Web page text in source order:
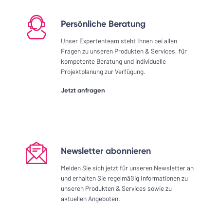
Persönliche Beratung
Unser Expertenteam steht Ihnen bei allen
Fragen zu unseren Produkten & Services, für
kompetente Beratung und individuelle
Projektplanung zur Verfügung.
Jetzt anfragen
Newsletter abonnieren
Melden Sie sich jetzt für unseren Newsletter an
und erhalten Sie regelmäßig Informationen zu
unseren Produkten & Services sowie zu
aktuellen Angeboten.